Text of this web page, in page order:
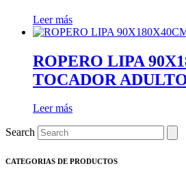
Leer más
ROPERO LIPA
TOCADOR
Leer más
Search
CATEGORIAS DE PRODUCTOS